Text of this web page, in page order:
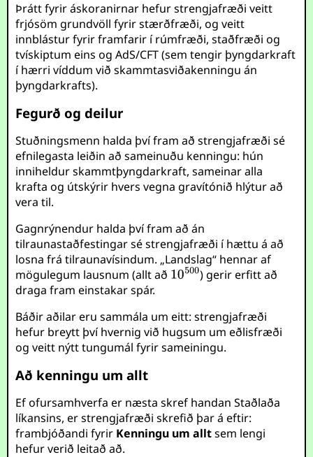
Þrátt fyrir áskoranirnar hefur strengjafræði veitt
frjósöm grundvöll fyrir stærðfræði, og veitt
innblástur fyrir framfarir í rúmfræði, staðfræði og
tvískiptum eins og AdS/CFT (sem tengir þyngdarkraft
í hærri víddum við skammtasviðakenningu án
þyngdarkrafts).
Fegurð og deilur
Stuðningsmenn halda því fram að strengjafræði sé
efnilegasta leiðin að sameinuðu kenningu: hún
inniheldur skammtþyngdarkraft, sameinar alla
krafta og útskýrir hvers vegna gravítónið hlýtur að
vera til.
Gagnrýnendur halda því fram að án
tilraunastaðfestingar sé strengjafræði í hættu á að
losna frá tilraunavísindum. „Landslag“ hennar af
mögulegum lausnum (allt að
) gerir erfitt að
draga fram einstakar spár.
Báðir aðilar eru sammála um eitt: strengjafræði
hefur breytt því hvernig við hugsum um eðlisfræði
og veitt nýtt tungumál fyrir sameiningu.
Að kenningu um allt
Ef ofursamhverfa er næsta skref handan Staðlaða
líkansins, er strengjafræði skrefið þar á eftir:
frambjóðandi fyrir Kenningu um alltsem lengi
hefur verið leitað að.